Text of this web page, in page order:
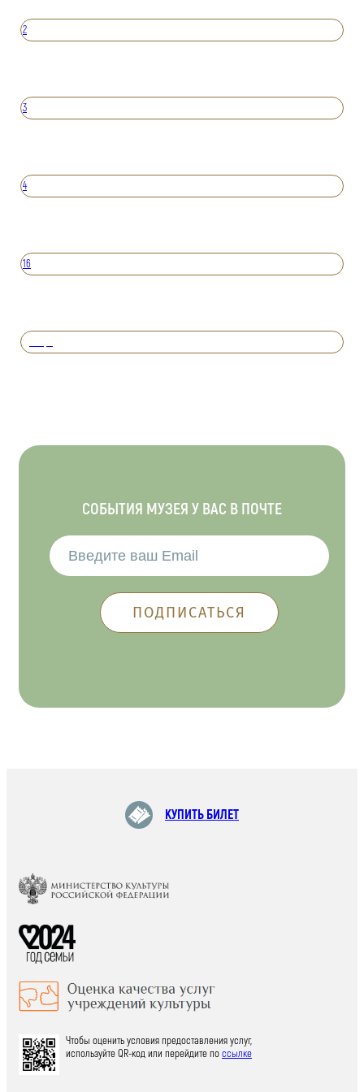
2
3
4
16
СОБЫТИЯ МУЗЕЯ У ВАС В ПОЧТЕ
КУПИТЬ БИЛЕТ
Чтобы оценить условия предоставления услуг,
используйте QR-код или перейдите поссылке